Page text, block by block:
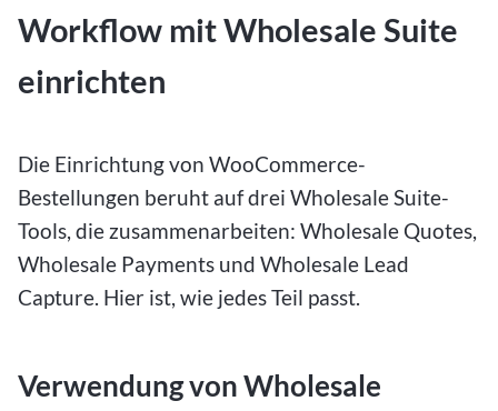
Workflow mit Wholesale Suite
einrichten
Die Einrichtung von WooCommerce-
Bestellungen beruht auf drei Wholesale Suite-
Tools, die zusammenarbeiten: Wholesale Quotes,
Wholesale Payments und Wholesale Lead
Capture. Hier ist, wie jedes Teil passt.
Verwendung von Wholesale